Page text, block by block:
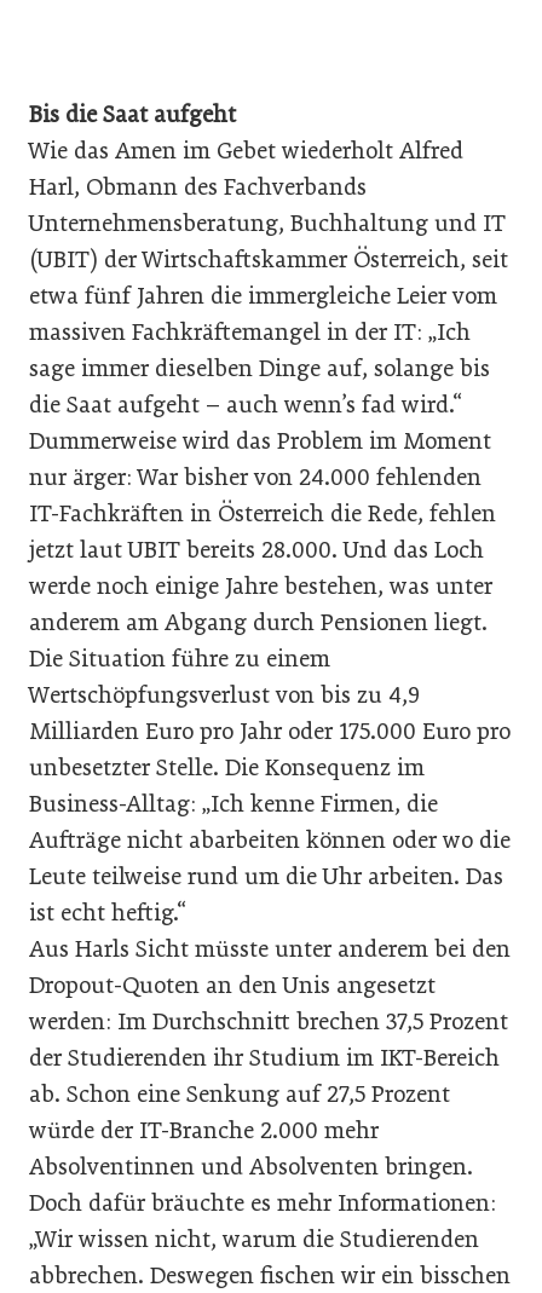
Bis die Saat aufgeht
Wie das Amen im Gebet wiederholt Alfred
Harl, Obmann des Fachverbands
Unternehmensberatung, Buchhaltung und IT
(UBIT) der Wirtschaftskammer Österreich, seit
etwa fünf Jahren die immergleiche Leier vom
massiven Fachkräftemangel in der IT: „Ich
sage immer dieselben Dinge auf, solange bis
die Saat aufgeht – auch wenn’s fad wird.“
Dummerweise wird das Problem im Moment
nur ärger: War bisher von 24.000 fehlenden
IT-Fachkräften in Österreich die Rede, fehlen
jetzt laut UBIT bereits 28.000. Und das Loch
werde noch einige Jahre bestehen, was unter
anderem am Abgang durch Pensionen liegt.
Die Situa­tion führe zu einem
Wertschöpfungsverlust von bis zu 4,9
Milliarden Euro pro Jahr oder 175.000 Euro pro
unbesetzter Stelle. Die Konsequenz im
Business-Alltag: „Ich kenne Firmen, die
Aufträge nicht abarbeiten können oder wo die
Leute teilweise rund um die Uhr arbeiten. Das
ist echt heftig.“
Aus Harls Sicht müsste unter anderem bei den
Dropout-Quoten an den Unis angesetzt
werden: Im Durchschnitt brechen 37,5 Prozent
der Studierenden ihr Studium im IKT-Bereich
ab. Schon eine Senkung auf 27,5 Prozent
würde der IT-Branche 2.000 mehr
Absolventinnen und Absolventen bringen.
Doch dafür bräuchte es mehr Informationen:
„Wir wissen nicht, warum die Studierenden
abbrechen. Deswegen fischen wir ein bisschen